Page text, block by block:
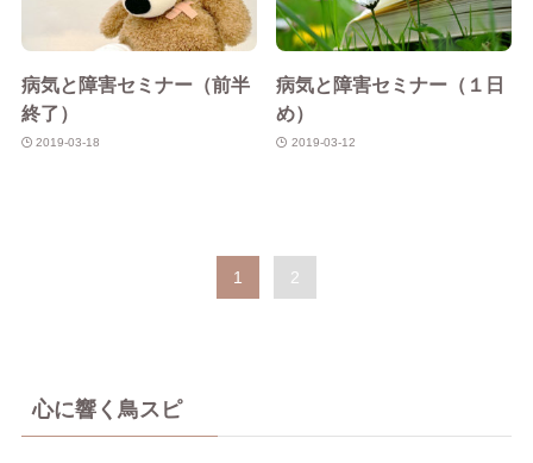
病気と障害セミナー（前半
終了）
2019-03-18
病気と障害セミナー（１日
め）
2019-03-12
1 2
心に響く鳥スピ